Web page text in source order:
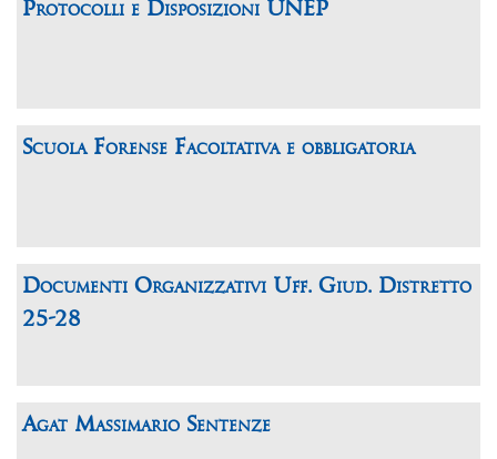
Protocolli e Disposizioni UNEP
Scuola Forense Facoltativa e obbligatoria
Documenti Organizzativi Uff. Giud. Distretto
25-28
Agat Massimario Sentenze